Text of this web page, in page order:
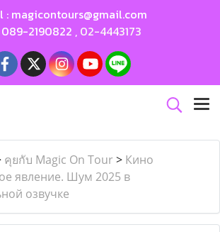
: magicontours@gmail.com
089-2190822 , 02-4443173
คุยกับ Magic On Tour > Кино
явление. Шум 2025 в
озвучке